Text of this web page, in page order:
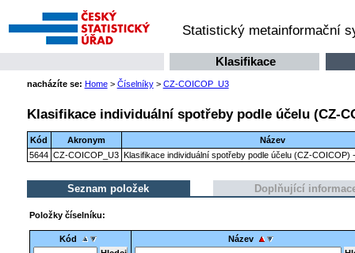
Statistický metainformační
Klasifikace
nacházíte se: Home> Číselníky> CZ-COICOP_U3
Klasifikace individuální spotřeby podle účelu (CZ-
Kód Akronym
Název
5644 CZ-COICOP_U3 Klasifikace individuální spotřeby podle účelu (CZ-COICOP)
Seznam položek Doplňující
Položky číselníku:
Kód Název